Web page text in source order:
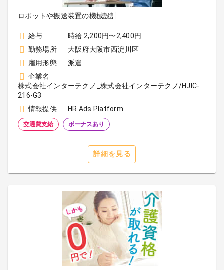
ロボットや搬送装置の機械設計
給与
時給 2,200円〜2,400円
勤務場所
大阪府大阪市西淀川区
雇用形態
派遣
企業名
株式会社インターテクノ_株式会社インターテクノ/HJIC-
216-G3
情報提供
HR Ads Platform
交通費支給 ボーナスあり
詳細を見る